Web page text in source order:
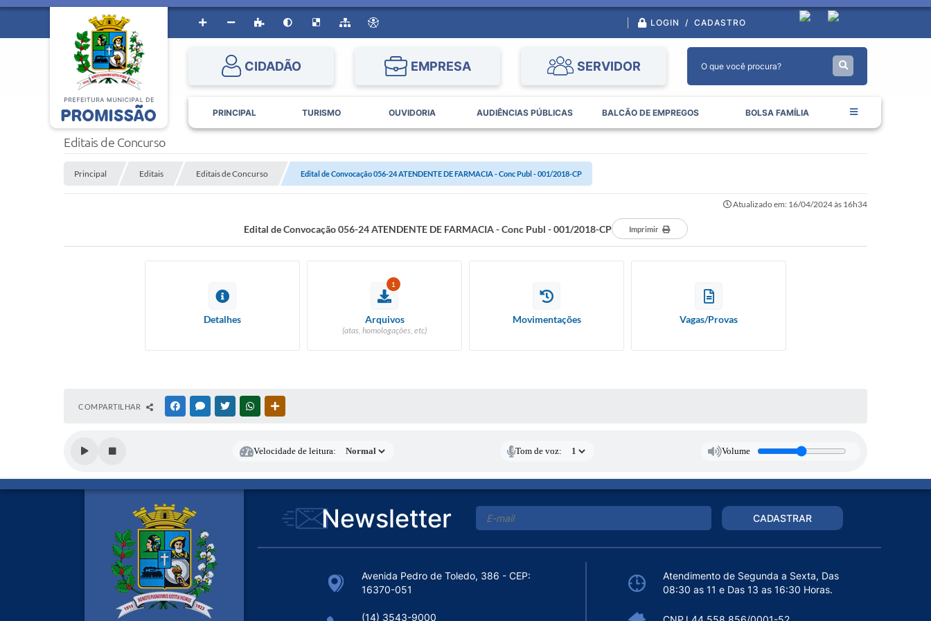
LOGIN / CADASTRO
CIDADÃO EMPRESA SERVIDOR
PRINCIPAL TURISMO OUVIDORIA AUDIÊNCIAS PÚBLICAS BALCÃO DE EMPREGOS BOLSA FAMÍLIA
Editais de Concurso
Principal Editais Editais de Concurso Edital de Convocação 056-24 ATENDENTE DE FARMACIA - Conc Publ - 001/2018-CP
Atualizado em: 16/04/2024 às 16h34
Edital de Convocação 056-24 ATENDENTE DE FARMACIA - Conc Publ - 001/2018-CP Imprimir
Detalhes
1
Arquivos
(atas, homologações, etc)
Movimentações Vagas/Provas
COMPARTILHAR FACEBOOKMESSENGER
TWITTERWHATSAPP
Velocidade de leitura: Tom de voz: Volume
Newsletter CADASTRAR
Avenida Pedro de Toledo, 386 - CEP:
16370-051
Atendimento de Segunda a Sexta, Das
08:30 as 11 e Das 13 as 16:30 Horas.
(14) 3543-9000